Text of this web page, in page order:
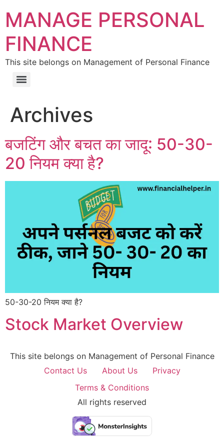
MANAGE PERSONAL
FINANCE
This site belongs on Management of Personal Finance
Archives
बजटिंग और बचत का जादू: 50-30-
20 नियम क्या है?
50-30-20 नियम क्या है?
Stock Market Overview
This site belongs on Management of Personal Finance
Contact Us
About Us
Privacy
Terms & Conditions
All rights reserved